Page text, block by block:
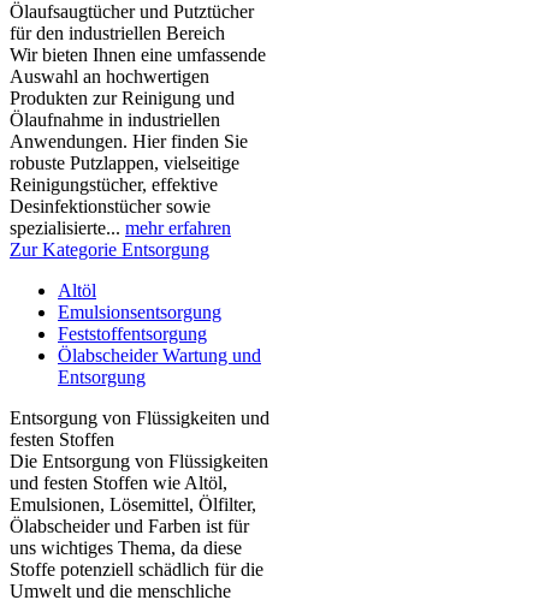
Ölaufsaugtücher und Putztücher
für den industriellen Bereich
Wir bieten Ihnen eine umfassende
Auswahl an hochwertigen
Produkten zur Reinigung und
Ölaufnahme in industriellen
Anwendungen. Hier finden Sie
robuste Putzlappen, vielseitige
Reinigungstücher, effektive
Desinfektionstücher sowie
spezialisierte... mehr erfahren
Zur Kategorie Entsorgung
Altöl
Emulsionsentsorgung
Feststoffentsorgung
Ölabscheider Wartung und
Entsorgung
Entsorgung von Flüssigkeiten und
festen Stoffen
Die Entsorgung von Flüssigkeiten
und festen Stoffen wie Altöl,
Emulsionen, Lösemittel, Ölfilter,
Ölabscheider und Farben ist für
uns wichtiges Thema, da diese
Stoffe potenziell schädlich für die
Umwelt und die menschliche